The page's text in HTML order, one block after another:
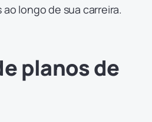
longo de sua carreira.
planos de